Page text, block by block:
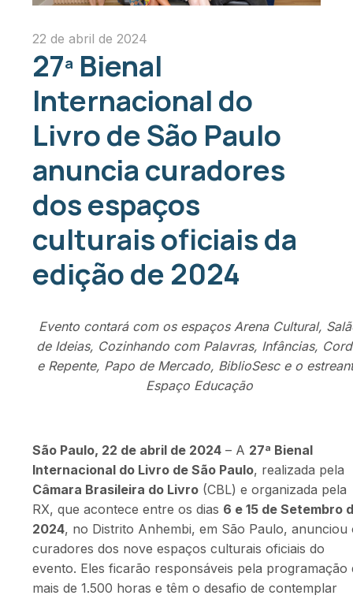
22 de abril de 2024
27ª Bienal
Internacional do
Livro de São Paulo
anuncia curadores
dos espaços
culturais oficiais da
edição de 2024
Evento contará com os espaços Arena Cultural,
de Ideias, Cozinhando com Palavras, Infâncias,
e Repente, Papo de Mercado, BiblioSesc e o
Espaço Educação
São Paulo, 22 de abril de 2024 – A 27ª Bienal
Internacional do Livro de São Paulo, realizada pela
Câmara Brasileira do Livro (CBL) e organizada pela
RX, que acontece entre os dias 6 e 15 de Setembro
2024, no Distrito Anhembi, em São Paulo, anunciou
curadores dos nove espaços culturais oficiais do
evento. Eles ficarão responsáveis pela programação
mais de 1.500 horas e têm o desafio de contemplar